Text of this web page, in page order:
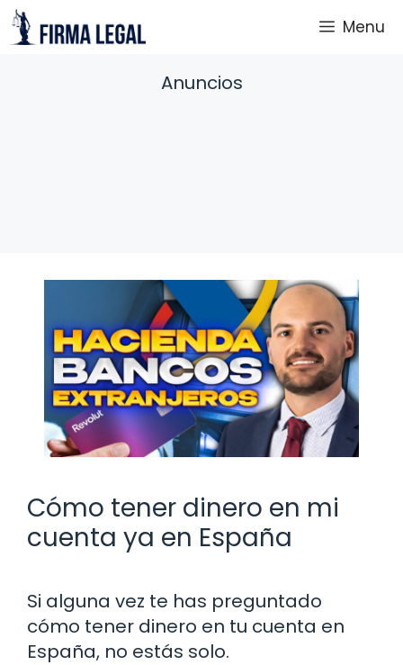
Saltar
al
Menu
Anuncios
Cómo tener dinero en mi
cuenta ya en España
Si alguna vez te has preguntado
cómo tener dinero en tu cuenta en
España, no estás solo.